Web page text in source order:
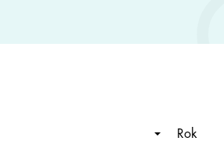
Rok